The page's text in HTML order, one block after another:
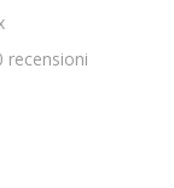
recensioni